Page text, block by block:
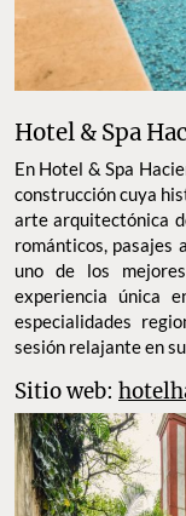
Hotel & Spa
En Hotel & Spa
construcción cuya
arte arquitectónica
románticos, pasajes
uno de los
experiencia única
especialidades
sesión relajante en su
Sitio web: